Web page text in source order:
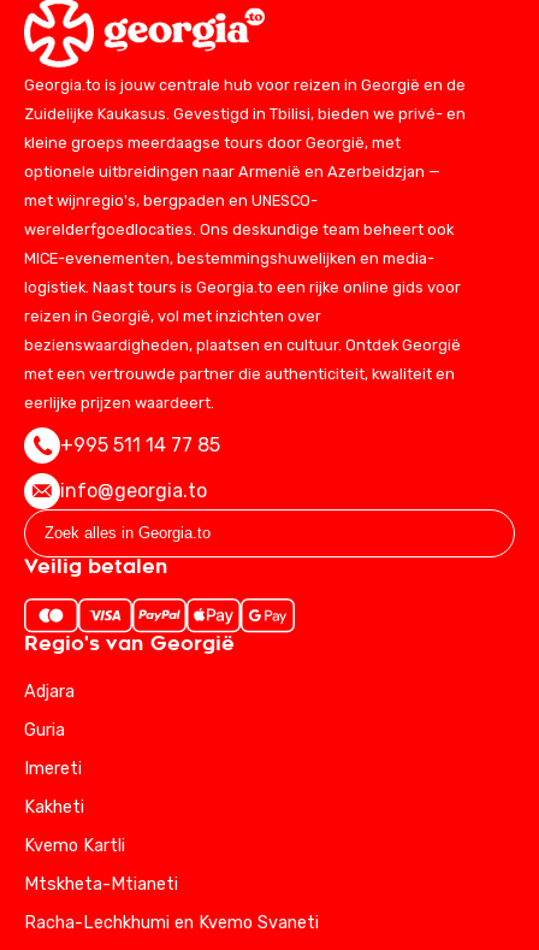
Georgia.to is jouw centrale hub voor reizen in Georgië en de
Zuidelijke Kaukasus. Gevestigd in Tbilisi, bieden we privé- en
kleine groeps meerdaagse tours door Georgië, met
optionele uitbreidingen naar Armenië en Azerbeidzjan —
met wijnregio's, bergpaden en UNESCO-
werelderfgoedlocaties. Ons deskundige team beheert ook
MICE-evenementen, bestemmingshuwelijken en media-
logistiek. Naast tours is Georgia.to een rijke online gids voor
reizen in Georgië, vol met inzichten over
bezienswaardigheden, plaatsen en cultuur. Ontdek Georgië
met een vertrouwde partner die authenticiteit, kwaliteit en
eerlijke prijzen waardeert.
+995 511 14 77 85
info@georgia.to
Veilig betalen
Regio's van Georgië
Adjara
Guria
Imereti
Kakheti
Kvemo Kartli
Mtskheta-Mtianeti
Racha-Lechkhumi en Kvemo Svaneti